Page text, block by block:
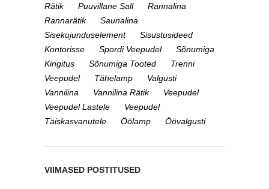
Rätik
Puuvillane Sall
Rannalina
Rannarätik
Saunalina
Sisekujunduselement
Sisustusideed
Kontorisse
Spordi Veepudel
Sõnumiga
Kingitus
Sõnumiga Tooted
Trenni
Veepudel
Tähelamp
Valgusti
Vannilina
Vannilina Rätik
Veepudel
Veepudel Lastele
Veepudel
Täiskasvanutele
Öölamp Öövalgusti
VIIMASED POSTITUSED